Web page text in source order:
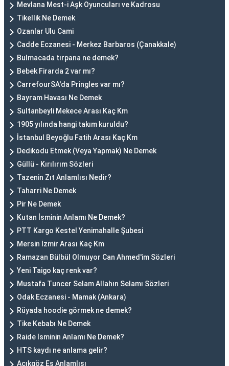
Mevlana Mest-i Aşk Oyuncuları ve Kadrosu
Tikellik Ne Demek
Ozanlar Ulu Cami
Cadde Eczanesi - Merkez Barbaros (Çanakkale)
Bulmacada tırpana ne demek?
Bebek Firarda 2 var mı?
CarrefourSA'da Pringles var mı?
Bayram Havası Ne Demek
Sultanbeyli Mekece Arası Kaç Km
1905 yılında hangi takım kuruldu?
İstanbul Beyoğlu Fatih Arası Kaç Km
Dedikodu Etmek (Veya Yapmak) Ne Demek
Güllü - Kırılırım Sözleri
Tazenin Zıt Anlamlısı Nedir?
Taharri Ne Demek
Pir Ne Demek
Kutan İsminin Anlamı Ne Demek?
PTT Kargo Kestel Yenimahalle Şubesi
Mersin İzmir Arası Kaç Km
Ramazan Bülbül Olmuyor Can Ahmed'im Sözleri
Yeni Taigo kaç renk var?
Mustafa Tuncer Selam Allahın Selamı Sözleri
Odak Eczanesi - Mamak (Ankara)
Rüyada hoodie görmek ne demek?
Tike Kebabı Ne Demek
Raide İsminin Anlamı Ne Demek?
HTS kaydı ne anlama gelir?
Açıkgöz Eş Anlamlısı